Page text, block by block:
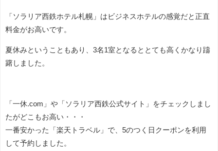
「ソラリア西鉄ホテル札幌」はビジネスホテルの感覚だと正直
料金がお高いです。
夏休みということもあり、3名1室となるととても高くかなり躊
躇しました。
「一休.com」や「ソラリア西鉄公式サイト」をチェックしまし
たがどこもお高い・・・
一番安かった「楽天トラベル」で、5のつく日クーポンを利用
して予約しました。